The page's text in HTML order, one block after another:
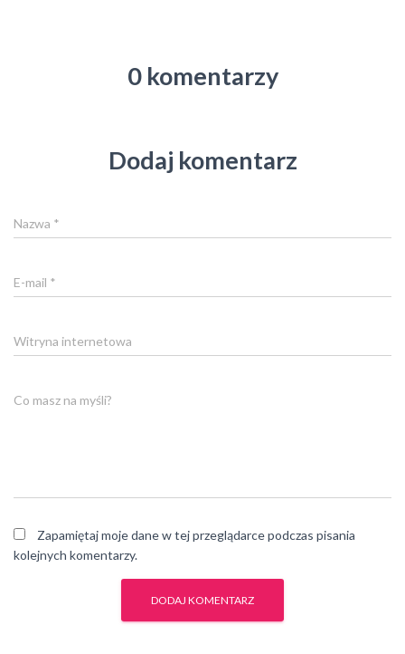
0 komentarzy
Dodaj komentarz
Nazwa *
E-mail *
Witryna internetowa
Co masz na myśli?
Zapamiętaj moje dane w tej przeglądarce podczas pisania
kolejnych komentarzy.